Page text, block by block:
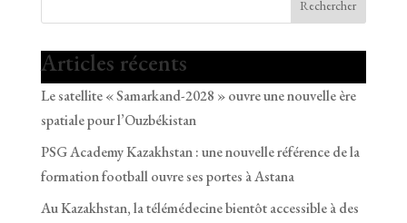
Rechercher
Articles récents
Le satellite « Samarkand-2028 » ouvre une nouvelle ère
spatiale pour l’Ouzbékistan
PSG Academy Kazakhstan : une nouvelle référence de la
formation football ouvre ses portes à Astana
Au Kazakhstan, la télémédecine bientôt accessible à des